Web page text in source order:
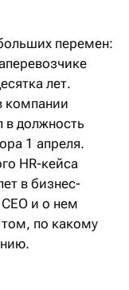
перемен:
лет.
компании
в должность
1 апреля.
HR-кейса
в бизнес-
и о нем
по какому